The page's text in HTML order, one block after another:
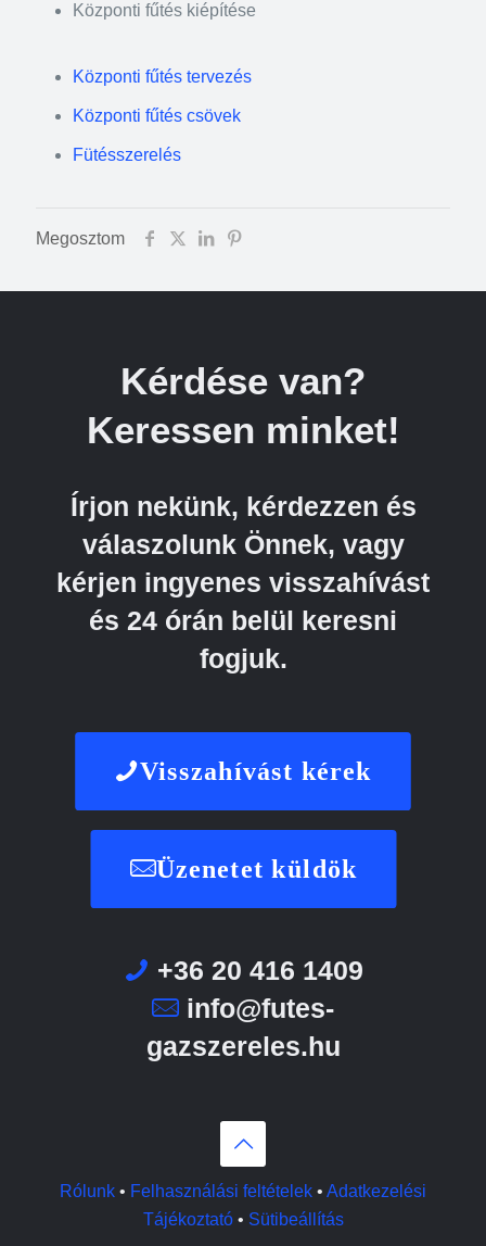
Központi fűtés kiépítése
Központi fűtés tervezés
Központi fűtés csövek
Fütésszerelés
Megosztom
Kérdése van?
Keressen minket!
Írjon nekünk, kérdezzen és
válaszolunk Önnek, vagy
kérjen ingyenes visszahívást
és 24 órán belül keresni
fogjuk.
Visszahívást kérek
Üzenetet küldök
+36 20 416 1409
info@futes-
gazszereles.hu
Rólunk • Felhasználási feltételek • Adatkezelési
Tájékoztató• Sütibeállítás